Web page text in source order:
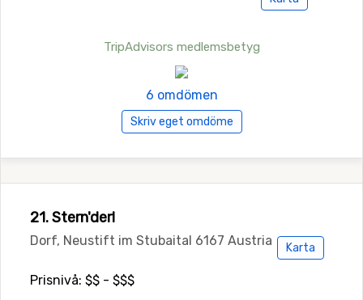
TripAdvisors medlemsbetyg
6 omdömen
Skriv eget omdöme
21. Stern'derl
Dorf, Neustift im Stubaital 6167 Austria Karta
Prisnivå: $$ - $$$